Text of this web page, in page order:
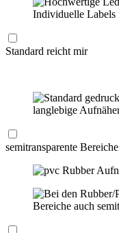
Standard reicht mir
semitransparente Bereiche